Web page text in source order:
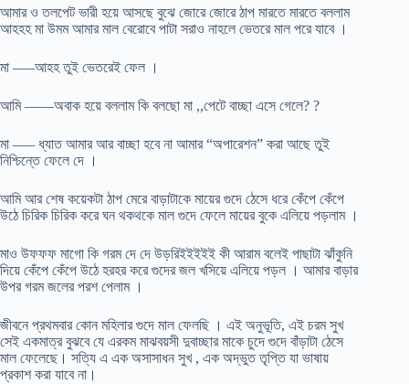
আমার ও তলপেট ভারী হয়ে আসছে বুঝে জোরে জোরে ঠাপ মারতে মারতে বললাম
আহহহ মা উমম আমার মাল বেরোবে পাটা সরাও নাহলে ভেতরে মাল পরে যাবে ।
মা —–আহহ তুই ভেতরেই ফেল ।
আমি ——অবাক হয়ে বললাম কি বলছো মা ,,পেটে বাচ্ছা এসে গেলে? ?
মা —– ধ্যাত আমার আর বাচ্ছা হবে না আমার “অপারেশন” করা আছে তুই
নিশ্চিন্তে ফেলে দে ।
আমি আর শেষ কয়েকটা ঠাপ মেরে বাড়াটাকে মায়ের গুদে ঠেসে ধরে কেঁপে কেঁপে
উঠে চিরিক চিরিক করে ঘন থকথকে মাল গুদে ফেলে মায়ের বুকে এলিয়ে পড়লাম ।
মাও উফফফ মাগো কি গরম দে দে উড়রিইইইইই কী আরাম বলেই পাছাটা ঝাঁকুনি
দিয়ে কেঁপে কেঁপে উঠে হরহর করে গুদের জল খসিয়ে এলিয়ে পড়ল । আমার বাড়ার
উপর গরম জলের পরশ পেলাম ।
জীবনে প্রথমবার কোন মহিলার গুদে মাল ফেলছি । এই অনুভূতি, এই চরম সুখ
সেই একমাত্র বুঝবে যে এরকম মাঝবয়সী দুবাচ্ছার মাকে চুদে গুদে বাঁড়াটা ঠেসে
মাল ফেলেছে। সত্যি এ এক অসাসাধন সুখ , এক অদ্ভুত তৃপ্তি যা ভাষায়
প্রকাশ করা যাবে না।